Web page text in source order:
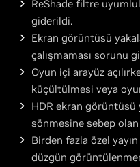
ReShade filtre
giderildi.
Ekran görüntüsü
çalışmaması sorunu
Oyun içi arayüz
küçültülmesi veya
HDR ekran görüntüsü
sönmesine sebep
Birden fazla özel
düzgün